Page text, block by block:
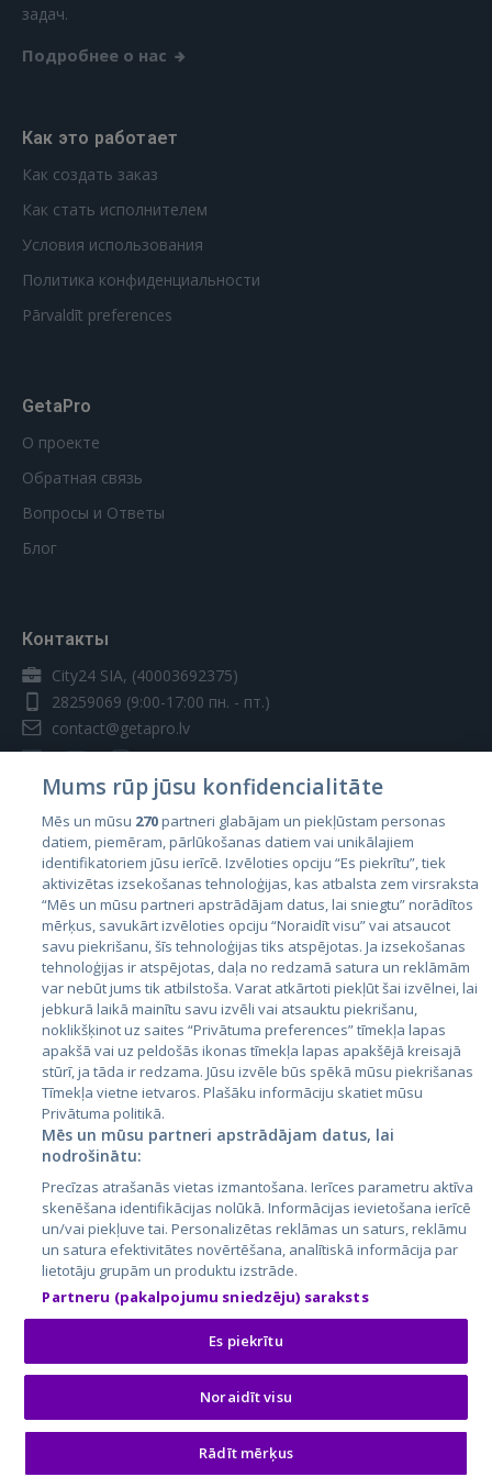
задач.
Подробнее о нас
Как это работает
Как создать заказ
Как стать исполнителем
Условия использования
Политика конфиденциальности
Pārvaldīt preferences
GetaPro
О проекте
Обратная связь
Вопросы и Ответы
Блог
Контакты
City24 SIA, (40003692375)
28259069 (9:00-17:00 пн. - пт.)
contact@getapro.lv
Страны
Эстония
Латвия
Литва
City24.lv
City24.ee
GetaPro.lv
GetaPro.ee
Skelbiu.lt
Autoplius.lt
Aruodas.lt
Kainos.lt
Paslaugos.lt
auto24.ee
KV.ee
Osta.ee
KuldneBörs.ee
Mums rūp jūsu konfidencialitāte
Mēs un mūsu 270partneri glabājam un piekļūstam personas
datiem, piemēram, pārlūkošanas datiem vai unikālajiem
identifikatoriem jūsu ierīcē. Izvēloties opciju “Es piekrītu”, tiek
aktivizētas izsekošanas tehnoloģijas, kas atbalsta zem virsraksta
“Mēs un mūsu partneri apstrādājam datus, lai sniegtu” norādītos
mērķus, savukārt izvēloties opciju “Noraidīt visu” vai atsaucot
savu piekrišanu, šīs tehnoloģijas tiks atspējotas. Ja izsekošanas
tehnoloģijas ir atspējotas, daļa no redzamā satura un reklāmām
var nebūt jums tik atbilstoša. Varat atkārtoti piekļūt šai izvēlnei, lai
jebkurā laikā mainītu savu izvēli vai atsauktu piekrišanu,
noklikšķinot uz saites “Privātuma preferences” tīmekļa lapas
apakšā vai uz peldošās ikonas tīmekļa lapas apakšējā kreisajā
stūrī, ja tāda ir redzama. Jūsu izvēle būs spēkā mūsu piekrišanas
Tīmekļa vietne ietvaros. Plašāku informāciju skatiet mūsu
Privātuma politikā.
Mēs un mūsu partneri apstrādājam datus, lai
nodrošinātu:
Precīzas atrašanās vietas izmantošana. Ierīces parametru aktīva
skenēšana identifikācijas nolūkā. Informācijas ievietošana ierīcē
un/vai piekļuve tai. Personalizētas reklāmas un saturs, reklāmu
un satura efektivitātes novērtēšana, analītiskā informācija par
lietotāju grupām un produktu izstrāde.
Partneru (pakalpojumu sniedzēju) saraksts
Es piekrītu
Noraidīt visu
Rādīt mērķus